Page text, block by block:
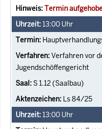
Termin
13:00 Uhr
Verfahren vor
Jugendschöffengericht
S 1.12 (Saalbau)
Ls 84/25
13:00 Uhr